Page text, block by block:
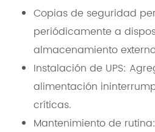
Copias de seguridad
periódicamente a
almacenamiento
Instalación de UPS:
alimentación
críticas.
Mantenimiento de